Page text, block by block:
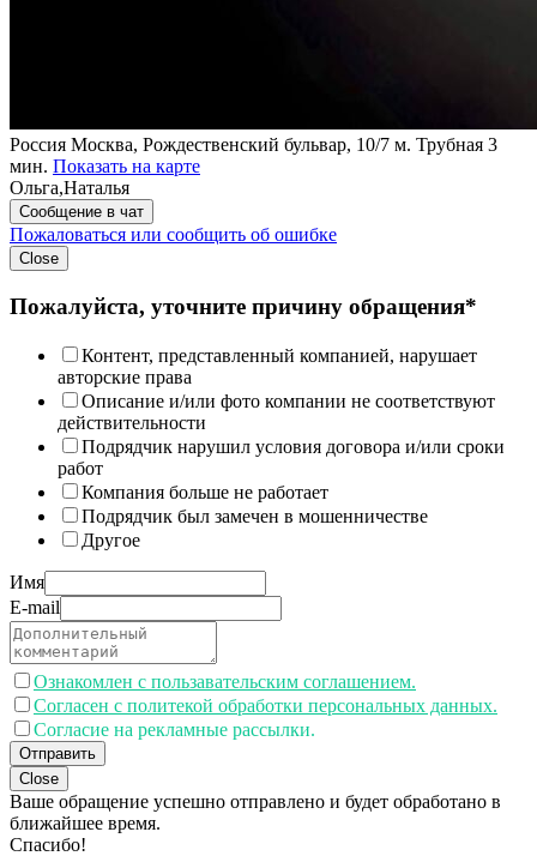
Россия Москва, Рождественский бульвар, 10/7 м. Трубная 3
мин. Показать на карте
Ольга,Наталья
Сообщение в чат
Пожаловаться или сообщить об ошибке
Close
Пожалуйста, уточните причину обращения*
Контент, представленный компанией, нарушает
авторские права
Описание и/или фото компании не соответствуют
действительности
Подрядчик нарушил условия договора и/или сроки
работ
Компания больше не работает
Подрядчик был замечен в мошенничестве
Другое
Имя
E-mail
Ознакомлен с пользавательским соглашением.
Согласен с политекой обработки персональных данных.
Согласие на рекламные рассылки.
Отправить
Close
Ваше обращение успешно отправлено и будет обработано в
ближайшее время.
Спасибо!